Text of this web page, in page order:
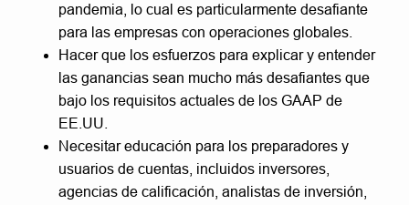
pandemia, lo cual es particularmente desafiante
para las empresas con operaciones globales.
Hacer que los esfuerzos para explicar y entender
las ganancias sean mucho más desafiantes que
bajo los requisitos actuales de los GAAP de
EE.UU.
Necesitar educación para los preparadores y
usuarios de cuentas, incluidos inversores,
agencias de calificación, analistas de inversión,